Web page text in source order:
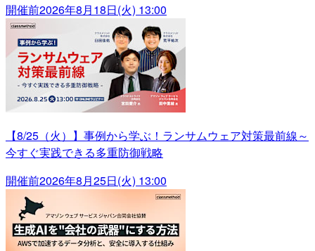
開催前2026年8月18日(火) 13:00
【8/25（火）】事例から学ぶ！ランサムウェア対策最前線～
今すぐ実践できる多重防御戦略
開催前2026年8月25日(火) 13:00